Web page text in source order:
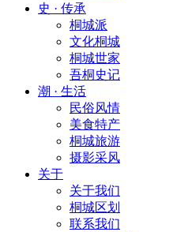
史 · 传承
桐城派
文化桐城
桐城世家
吾桐史记
潮 · 生活
民俗风情
美食特产
桐城旅游
摄影采风
关于
关于我们
桐城区划
联系我们